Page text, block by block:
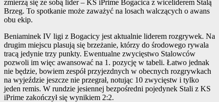
zmierzą się ze sobą lider – KS iPrime Bogacica z wiceliderem Stalą
Brzeg. To spotkanie może zaważyć na losach walczących o awans
obu ekip.
Beniaminek IV ligi z Bogacicy jest aktualnie liderem rozgrywek. Na
drugim miejscu plasują się brzeżanie, którzy do środowego rywala
tracą jedynie trzy punkty. Ewentualne zwycięstwo Stalowców
pozwoli im więc awansować na 1. pozycję w tabeli. Łatwo jednak
nie będzie, bowiem zespół przyjezdnych w obecnych rozgrywkach
na wyjeździe jeszcze nie przegrał, notując 10 zwycięstw i tylko
jeden remis. W rundzie jesiennej bezpośredni pojedynek Stali z KS
iPrime zakończył się wynikiem 2:2.